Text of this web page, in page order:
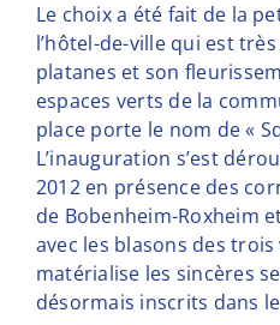
Le choix a été fait de la
l’hôtel-de-ville qui est
platanes et son
espaces verts de la
place porte le nom de «
L’inauguration s’est
2012 en présence des
de Bobenheim-Roxheim
avec les blasons des
matérialise les sincères
désormais inscrits dans